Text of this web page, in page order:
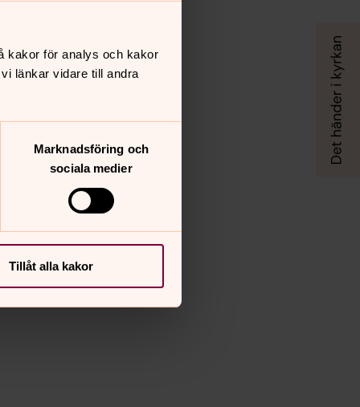
kakor för analys och kakor
länkar vidare till andra
Marknadsföring och
sociala medier
Tillåt alla kakor